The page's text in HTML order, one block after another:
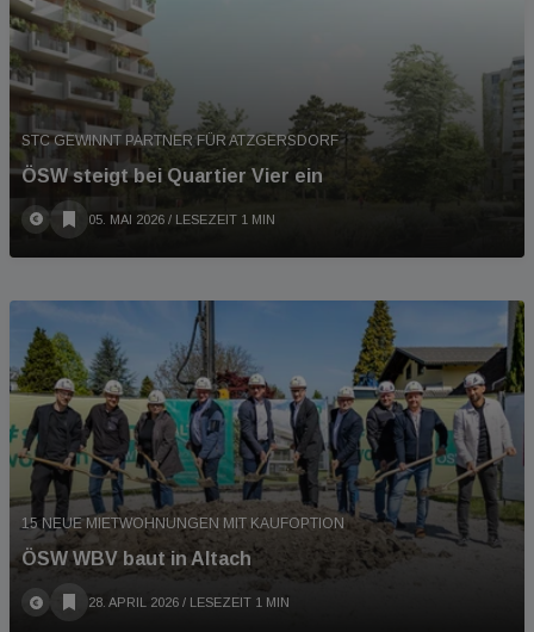
STC GEWINNT PARTNER FÜR ATZGERSDORF
ÖSW steigt bei Quartier Vier ein
05. MAI 2026 / LESEZEIT 1 MIN
15 NEUE MIETWOHNUNGEN MIT KAUFOPTION
ÖSW WBV baut in Altach
28. APRIL 2026 / LESEZEIT 1 MIN